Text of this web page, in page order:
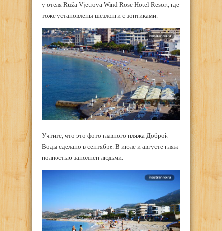
у отеля Ruža Vjetrova Wind Rose Hotel Resort, где
тоже установлены шезлонги с зонтиками.
Учтите, что это фото главного пляжа Доброй-
Воды сделано в сентябре. В июле и августе пляж
полностью заполнен людьми.